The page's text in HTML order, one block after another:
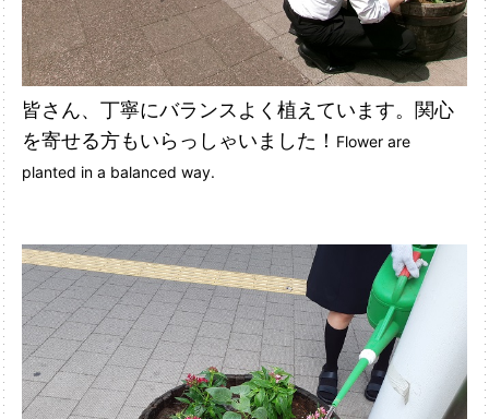
皆さん、丁寧にバランスよく植えています。関心
を寄せる方もいらっしゃいました！ Flower are
planted in a balanced way.